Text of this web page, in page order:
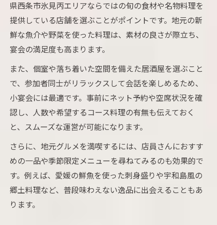
県西条市氷見丙エリアならではの旬の食材や名物料理を
提供している店舗を選ぶことがポイントです。地元の新
鮮な魚介や野菜を使った料理は、素材の良さが際立ち、
宴会の満足度も高まります。
また、個室や落ち着いた空間を備えた居酒屋を選ぶこと
で、参加者同士がリラックスして会話を楽しめるため、
小宴会には最適です。事前にネット予約や空席状況を確
認し、人数や希望するコース料理の有無も伝えておく
と、スムーズな運営が可能になります。
さらに、地元グルメを満喫するには、店員さんにおすす
めの一品や季節限定メニューを尋ねてみるのも効果的で
す。例えば、愛媛の鮮魚を使った刺身盛りや宇和島風の
郷土料理など、普段味わえない逸品に出会えることもあ
ります。